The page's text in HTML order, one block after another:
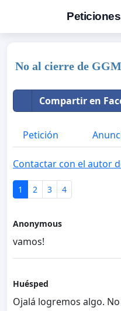
No al cierre de GGM
Compartir en
Petición
Contactar con el autor
1 2 3 4
Anonymous
vamos!
Huésped
Ojalá logremos algo.